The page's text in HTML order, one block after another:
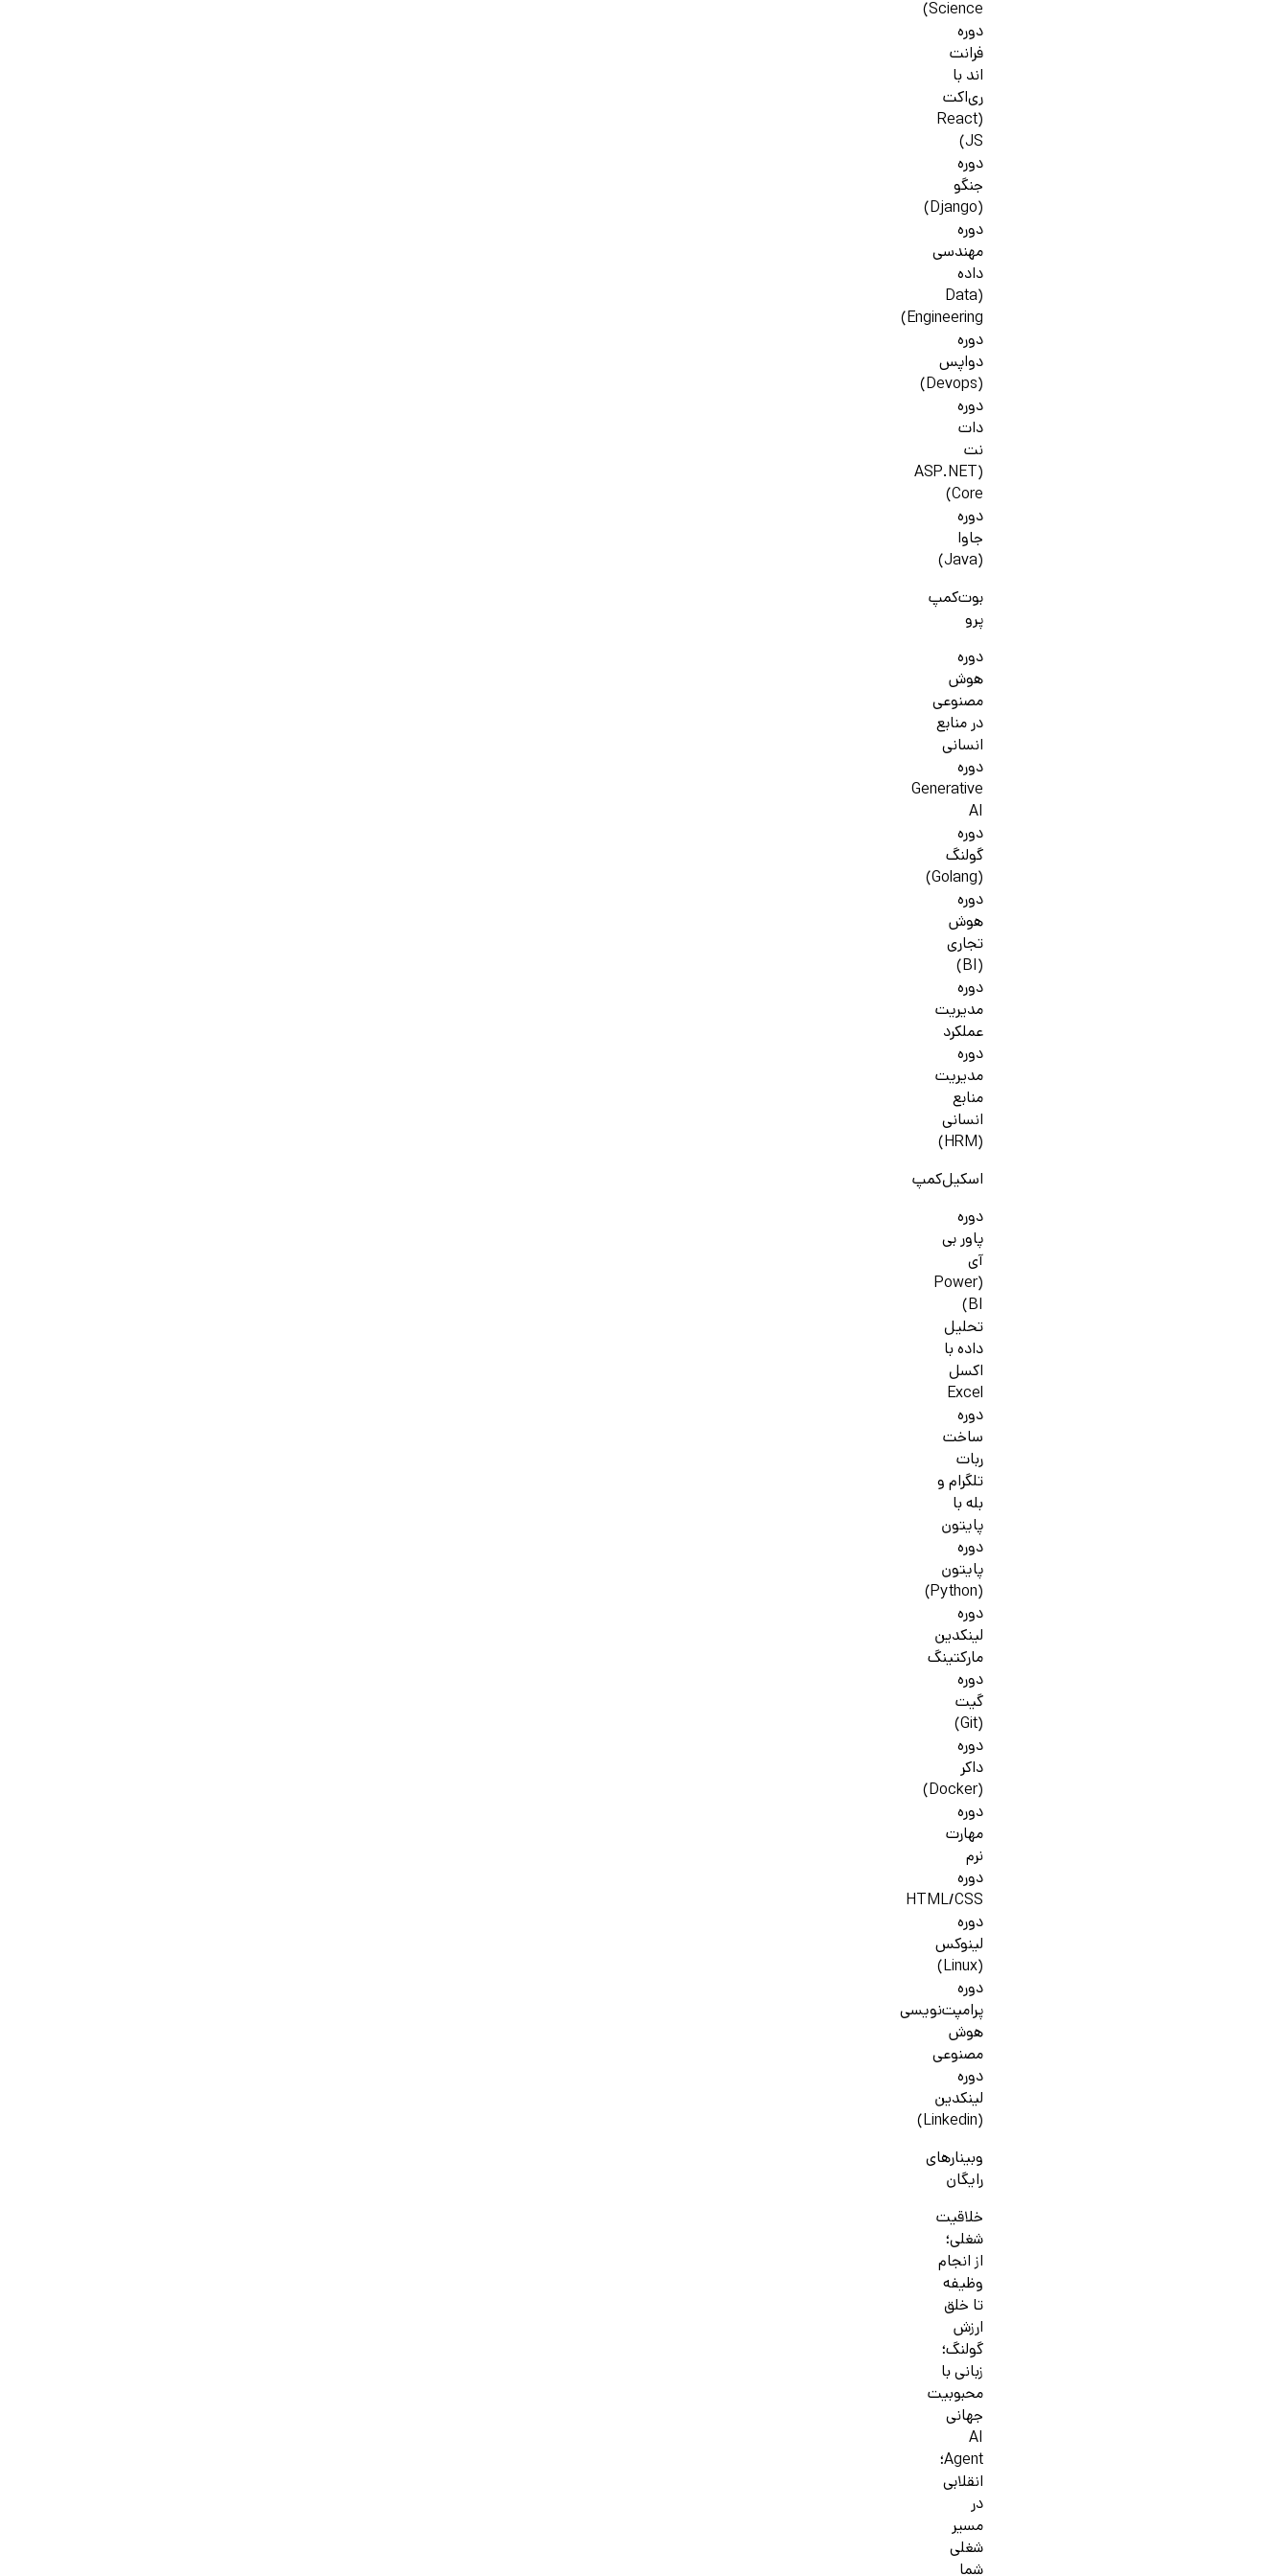
Science)
دوره
فرانت
اند با
ری‌اکت
(React
JS)
دوره
جنگو
(Django)
دوره
مهندسی
داده
(Data
Engineering)
دوره
دواپس
(Devops)
دوره
دات
نت
(ASP.NET
Core)
دوره
جاوا
(Java)
بوت‌کمپ
پرو
دوره
هوش
مصنوعی
در منابع
انسانی
دوره
Generative
AI
دوره
گولنگ
(Golang)
دوره
هوش
تجاری
(BI)
دوره
مدیریت
عملکرد
دوره
مدیریت
منابع
انسانی
(HRM)
اسکیل‌کمپ
دوره
پاور بی
آی
(Power
BI)
تحلیل
داده با
اکسل
Excel
دوره
ساخت
ربات
تلگرام و
بله با
پایتون
دوره
پایتون
(Python)
دوره
لینکدین
مارکتینگ
دوره
گیت
(Git)
دوره
داکر
(Docker)
دوره
مهارت
نرم
دوره
HTML/CSS
دوره
لینوکس
(Linux)
دوره
پرامپت‌نویسی
هوش
مصنوعی
دوره
لینکدین
(Linkedin)
وبینارهای
رایگان
خلاقیت
شغلی؛
از انجام
وظیفه
تا خلق
ارزش
گولنگ؛
زبانی با
محبوبیت
جهانی
AI
Agent؛
انقلابی
در
مسیر
شغلی